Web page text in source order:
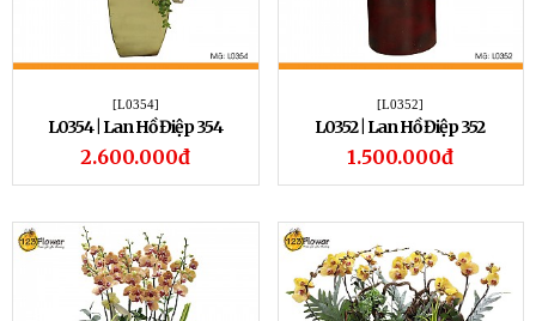
[L0354]
L0354 | Lan Hồ Điệp 354
2.600.000đ
[L0352]
L0352 | Lan Hồ Điệp 352
1.500.000đ